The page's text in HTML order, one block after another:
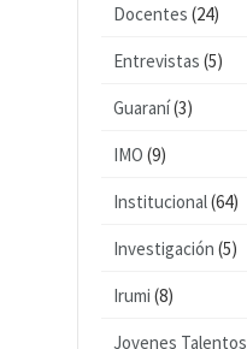
Docentes (24)
Entrevistas (5)
Guaraní(3)
IMO (9)
Institucional(64)
Investigación (5)
Irumi (8)
Jovenes Talentos